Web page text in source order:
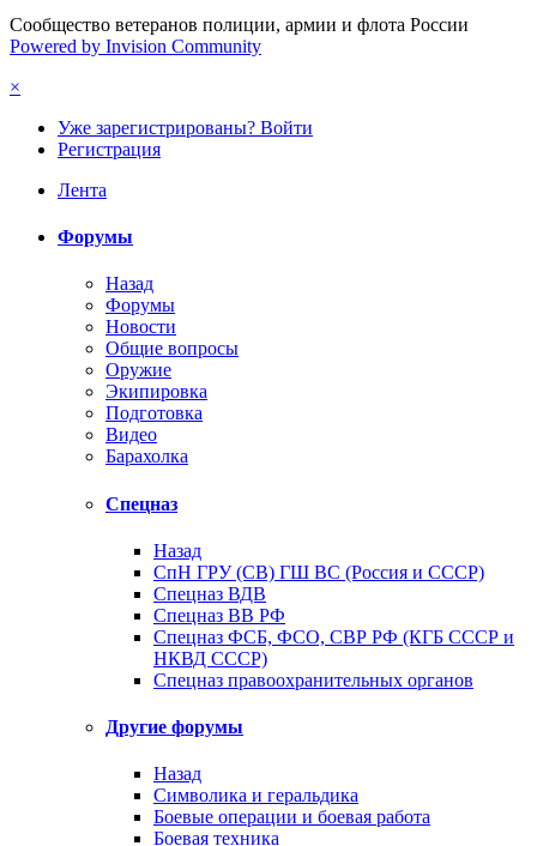
Сообщество ветеранов полиции, армии и флота России
Powered by Invision Community
×
Уже зарегистрированы? Войти
Регистрация
Лента
Форумы
Назад
Форумы
Новости
Общие вопросы
Оружие
Экипировка
Подготовка
Видео
Барахолка
Спецназ
Назад
СпН ГРУ (СВ) ГШ ВС (Россия и СССР)
Спецназ ВДВ
Спецназ ВВ РФ
Спецназ ФСБ, ФСО, СВР РФ (КГБ СССР и
НКВД СССР)
Спецназ правоохранительных органов
Другие форумы
Назад
Символика и геральдика
Боевые операции и боевая работа
Боевая техника